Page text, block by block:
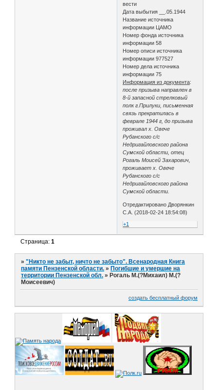
вести
Дата выбытия __.05.1944
Название источника
информации ЦАМО
Номер фонда источника
информации 58
Номер описи источника
информации 977527
Номер дела источника
информации 75
Информация из документа:
после призыва направлен в
8-й запасной стрелковый
полк г.Прилуки, письменная
связь прекратилась в
феврале 1944 г, до призыва
проживал х. Овече
Рубанского с/с
Недригайловского района
Сумской области, отец
Рогаль Моисей Захарович,
проживает х. Овече
Рубанского с/с
Недригайловского района
Сумской области.
Отредактировано Дворянкин
С.А. (2018-02-24 18:54:08)
+1
Страница:1
»"Никто не забыт, ничто не забыто". Всенародная Книга
памяти Пензенской области. » Погибшие и умершие на
территории Пензенской обл. » Рогаль М.(?Михаил) М.(?
Моисеевич)
создать бесплатный форум